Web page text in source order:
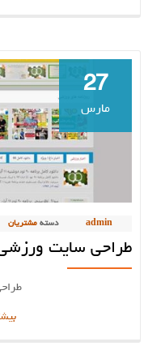
27
مارس
admin دسته مشتریان
طراحی سایت